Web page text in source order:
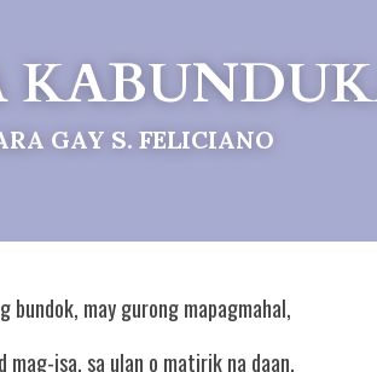
GAY S. FELICIANO
bundok, may gurong mapagmahal,
mag-isa, sa ulan o matirik na daan.